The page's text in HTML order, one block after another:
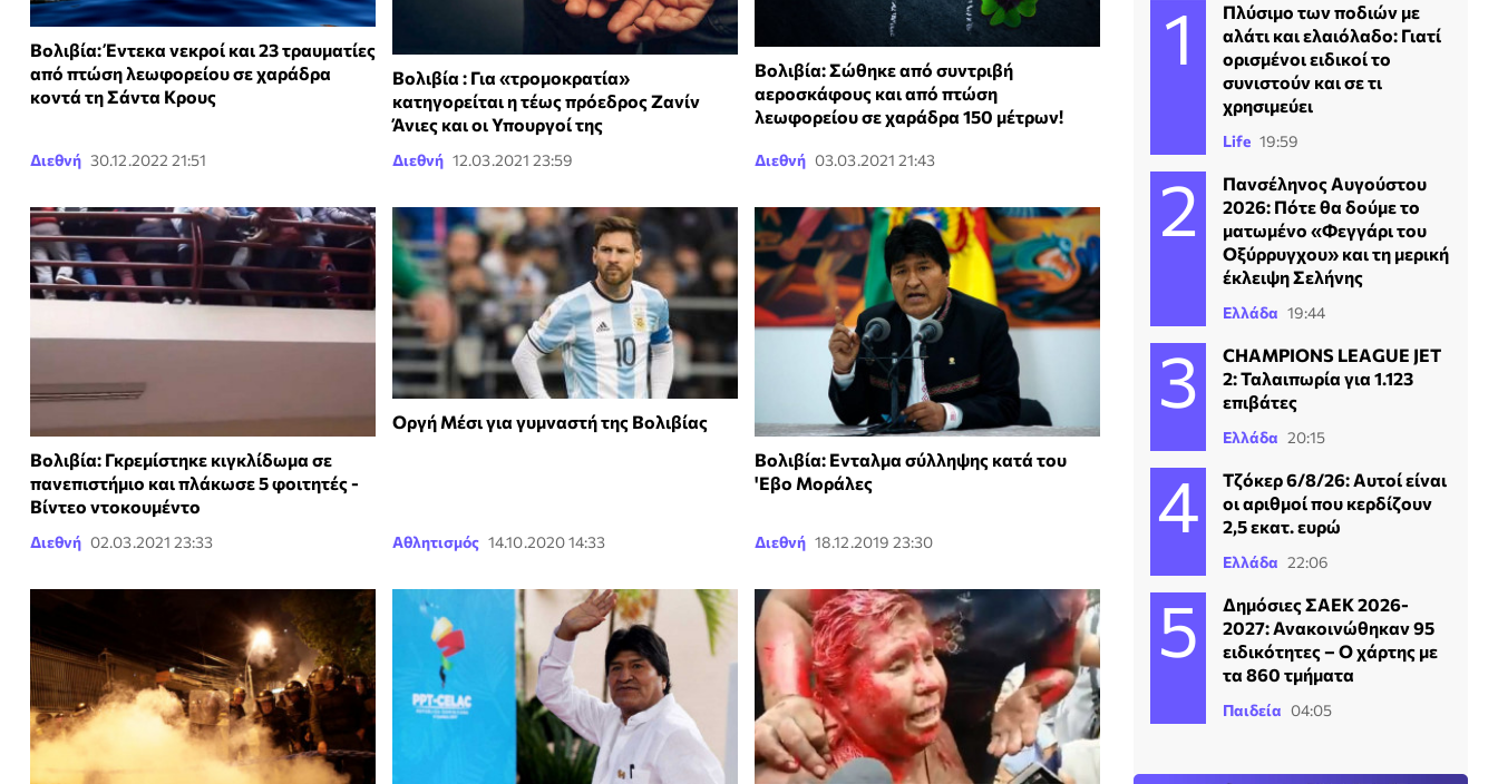
Βολιβία: Έντεκα νεκροί και 23 τραυματίες
από πτώση λεωφορείου σε χαράδρα
κοντά τη Σάντα Κρους
Διεθνή 30.12.2022 21:51
Βολιβία : Για «τρομοκρατία»
κατηγορείται η τέως πρόεδρος Ζανίν
Άνιες και οι Υπουργοί της
Διεθνή 12.03.2021 23:59
Βολιβία: Σώθηκε από συντριβή
αεροσκάφους και από πτώση
λεωφορείου σε χαράδρα 150 μέτρων!
Διεθνή 03.03.2021 21:43
Βολιβία: Γκρεμίστηκε κιγκλίδωμα σε
πανεπιστήμιο και πλάκωσε 5 φοιτητές -
Βίντεο ντοκουμέντο
Διεθνή 02.03.2021 23:33
Οργή Μέσι για γυμναστή της Βολιβίας
Αθλητισμός 14.10.2020 14:33
Βολιβία: Eνταλμα σύλληψης κατά του
'Εβο Μοράλες
Διεθνή 18.12.2019 23:30
Πλύσιμο των ποδιών με
αλάτι και ελαιόλαδο: Γιατί
ορισμένοι ειδικοί το
συνιστούν και σε τι
χρησιμεύει
Life 19:59
Πανσέληνος Αυγούστου
2026: Πότε θα δούμε το
ματωμένο «Φεγγάρι του
Οξύρρυγχου» και τη μερική
έκλειψη Σελήνης
Ελλάδα 19:44
CHAMPIONS LEAGUE JET
2: Ταλαιπωρία για 1.123
επιβάτες
Ελλάδα 20:15
Τζόκερ 6/8/26: Αυτοί είναι
οι αριθμοί που κερδίζουν
2,5 εκατ. ευρώ
Ελλάδα 22:06
Δημόσιες ΣΑΕΚ 2026-
2027: Ανακοινώθηκαν 95
ειδικότητες – Ο χάρτης με
τα 860 τμήματα
Παιδεία 04:05